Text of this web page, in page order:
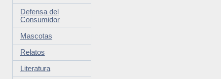
Defensa del
Consumidor
Mascotas
Relatos
Literatura